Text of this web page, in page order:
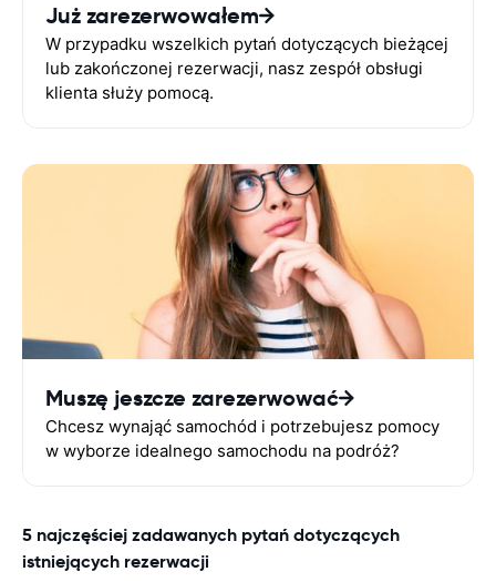
Już zarezerwowałem
W przypadku wszelkich pytań dotyczących bieżącej
lub zakończonej rezerwacji, nasz zespół obsługi
klienta służy pomocą.
Muszę jeszcze zarezerwować
Chcesz wynająć samochód i potrzebujesz pomocy
w wyborze idealnego samochodu na podróż?
5 najczęściej zadawanych pytań dotyczących
istniejących rezerwacji